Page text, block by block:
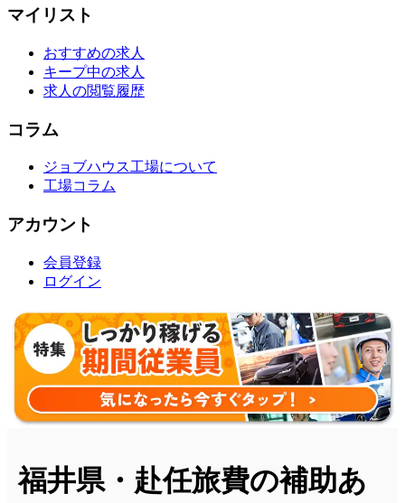
マイリスト
おすすめの求人
キープ中の求人
求人の閲覧履歴
コラム
ジョブハウス工場について
工場コラム
アカウント
会員登録
ログイン
福井県・赴任旅費の補助あ